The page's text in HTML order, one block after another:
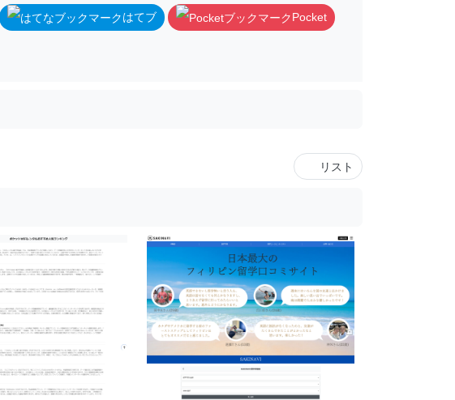
はてブ Pocket
リスト